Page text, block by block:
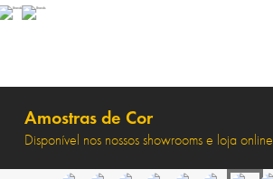
Amostras de Cor
Disponível nos nossos showrooms e loja online